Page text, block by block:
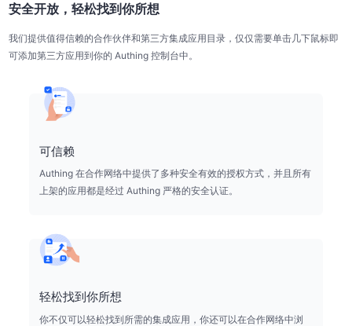
安全开放，轻松找到你所想
我们提供值得信赖的合作伙伴和第三方集成应用目录，仅仅需要单击几下鼠标即
可添加第三方应用到你的 Authing 控制台中。
可信赖
Authing 在合作网络中提供了多种安全有效的授权方式，并且所有
上架的应用都是经过 Authing 严格的安全认证。
轻松找到你所想
你不仅可以轻松找到所需的集成应用，你还可以在合作网络中浏